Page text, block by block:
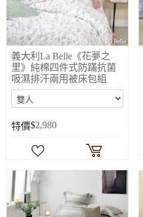
義大利La Belle《花夢之
里》純棉四件式防蹣抗菌
吸濕排汗兩用被床包組
特價$2,980